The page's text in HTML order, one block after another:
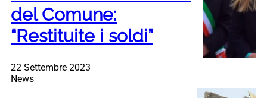
del Comune:
“Restituite i soldi”
22 Settembre 2023
News